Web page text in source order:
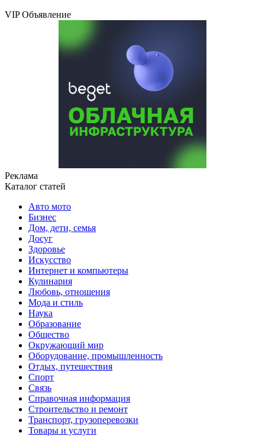
VIP Объявление
Реклама
Каталог статей
Авто мото
Бизнес
Дом, дети, семья
Досуг
Здоровье
Искусство
Интернет и компьютеры
Кулинария
Любовь, отношения
Мода и стиль
Наука
Образование
Общество
Окружающий мир
Оборудование, промышленность
Отдых, путешествия
Спорт
Связь
Справочная информация
Строительство и ремонт
Транспорт, грузоперевозки
Товары и услуги